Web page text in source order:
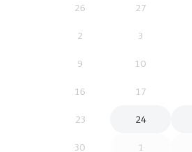
26
27
2 3
9 10
16 17
23 24
30 1